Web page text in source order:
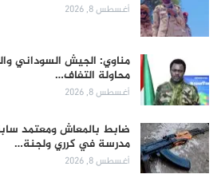
أغسطس 8, 2026
مناوي: الجيش السوداني
محاولة التفاف…
أغسطس 8, 2026
ضابط بالمعاش ومعتمد
مدرسة في كرري ولجنة…
أغسطس 8, 2026